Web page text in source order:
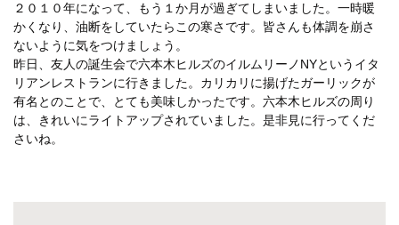
２０１０年になって、もう１か月が過ぎてしまいました。一時暖
かくなり、油断をしていたらこの寒さです。皆さんも体調を崩さ
ないように気をつけましょう。
昨日、友人の誕生会で六本木ヒルズのイルムリーノNYというイタ
リアンレストランに行きました。カリカリに揚げたガーリックが
有名とのことで、とても美味しかったです。六本木ヒルズの周り
は、きれいにライトアップされていました。是非見に行ってくだ
さいね。